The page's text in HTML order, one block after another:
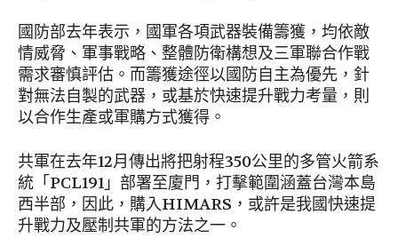
國防部去年表示，國軍各項武器裝備籌獲，均依敵
情威脅、軍事戰略、整體防衛構想及三軍聯合作戰
需求審慎評估。而籌獲途徑以國防自主為優先，針
對無法自製的武器，或基於快速提升戰力考量，則
以合作生產或軍購方式獲得。
共軍在去年12月傳出將把射程350公里的多管火箭系
統「PCL191」部署至廈門，打擊範圍涵蓋台灣本島
西半部，因此，購入HIMARS，或許是我國快速提
升戰力及壓制共軍的方法之一。